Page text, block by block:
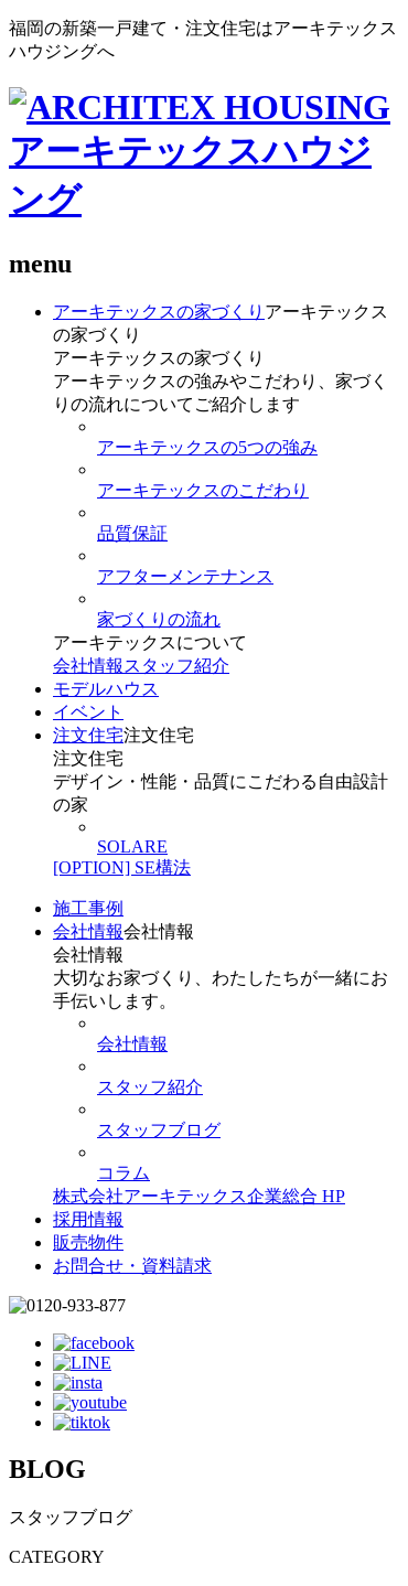
福岡の新築一戸建て・注文住宅はアーキテックス
ハウジングへ
menu
アーキテックスの家づくり アーキテックス
の家づくり
アーキテックスの家づくり
アーキテックスの強みやこだわり、家づく
りの流れについてご紹介します
アーキテックスの5つの強み
アーキテックスのこだわり
品質保証
アフターメンテナンス
家づくりの流れ
アーキテックスについて
会社情報 スタッフ紹介
モデルハウス
イベント
注文住宅注文住宅
注文住宅
デザイン・性能・品質にこだわる自由設計
の家
SOLARE
[OPTION] SE構法
施工事例
会社情報会社情報
会社情報
大切なお家づくり、わたしたちが一緒にお
手伝いします。
会社情報
スタッフ紹介
スタッフブログ
コラム
株式会社アーキテックス企業総合 HP
採用情報
販売物件
お問合せ・資料請求
BLOG
スタッフブログ
CATEGORY